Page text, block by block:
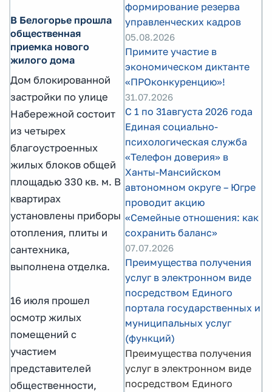
В Белогорье прошла
общественная
приемка нового
жилого дома
Дом блокированной
застройки по улице
Набережной состоит
из четырех
благоустроенных
жилых блоков общей
площадью 330 кв. м. В
квартирах
установлены приборы
отопления, плиты и
сантехника,
выполнена отделка.
16 июля прошел
осмотр жилых
помещений с
участием
представителей
общественности,
формирование резерва
управленческих кадров
05.08.2026
Примите участие в
экономическом диктанте
«ПРОконкуренцию»!
31.07.2026
С 1 по 31августа 2026 года
Единая социально-
психологическая служба
«Телефон доверия» в
Ханты-Мансийском
автономном округе – Югре
проводит акцию
«Семейные отношения: как
сохранить баланс»
07.07.2026
Преимущества получения
услуг в электронном виде
посредством Единого
портала государственных и
муниципальных услуг
(функций)
Преимущества получения
услуг в электронном виде
посредством Единого